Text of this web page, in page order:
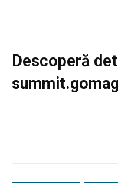
LEGAL & DP
STUDIES
Descoperă